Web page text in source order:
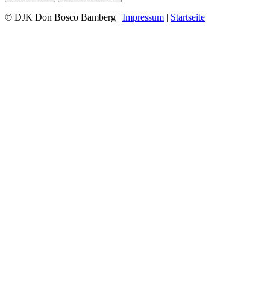
© DJK Don Bosco Bamberg | Impressum | Startseite